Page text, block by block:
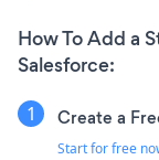
How To Add a
Salesforce:
Create a
Start for free